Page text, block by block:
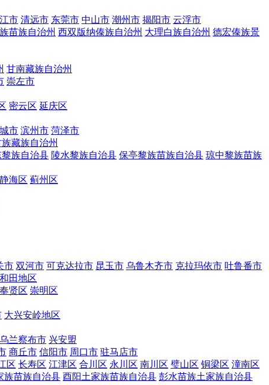
市 清远市 东莞市 中山市 潮州市 揭阳市 云浮市
苗族自治州 西双版纳傣族自治州 大理白族自治州 德宏傣族景
甘南藏族自治州
崇左市
密云区 延庆区
市 滨州市 菏泽市
藏族自治州
黎族自治县 陵水黎族自治县 保亭黎族苗族自治县 琼中黎族苗族
静海区 蓟州区
市 双河市 可克达拉市 昆玉市 乌鲁木齐市 克拉玛依市 吐鲁番市
和田地区
奉贤区 崇明区
大兴安岭地区
乌兰察布市 兴安盟
商丘市 信阳市 周口市 驻马店市
区 长寿区 江津区 合川区 永川区 南川区 璧山区 铜梁区 潼南区
族苗族自治县 酉阳土家族苗族自治县 彭水苗族土家族自治县